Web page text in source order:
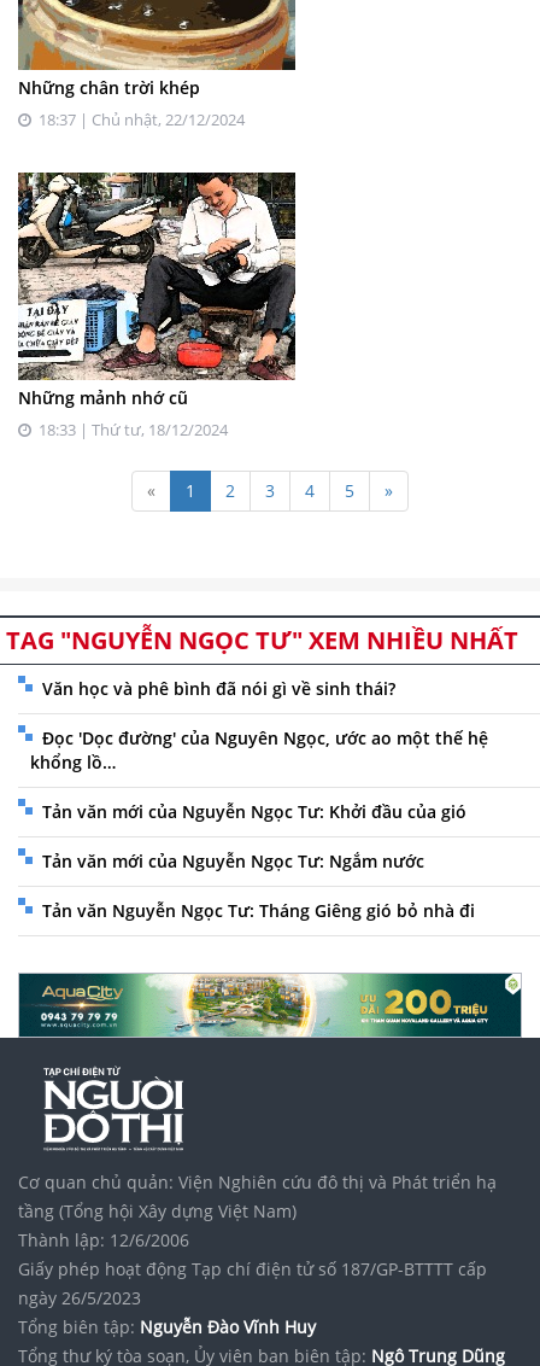
Những chân trời khép
18:37 | Chủ nhật, 22/12/2024
Những mảnh nhớ cũ
18:33 | Thứ tư, 18/12/2024
« 1 2 3 4 5 »
TAG "NGUYỄN NGỌC TƯ" XEM NHIỀU NHẤT
Văn học và phê bình đã nói gì về sinh thái?
Đọc 'Dọc đường' của Nguyên Ngọc, ước ao một thế hệ
khổng lồ…
Tản văn mới của Nguyễn Ngọc Tư: Khởi đầu của gió
Tản văn mới của Nguyễn Ngọc Tư: Ngắm nước
Tản văn Nguyễn Ngọc Tư: Tháng Giêng gió bỏ nhà đi
Cơ quan chủ quản: Viện Nghiên cứu đô thị và Phát triển hạ
tầng (Tổng hội Xây dựng Việt Nam)
Thành lập: 12/6/2006
Giấy phép hoạt động Tạp chí điện tử số 187/GP-BTTTT cấp
ngày 26/5/2023
Tổng biên tập: Nguyễn Đào Vĩnh Huy
Tổng thư ký tòa soạn, Ủy viên ban biên tập: Ngô Trung Dũng